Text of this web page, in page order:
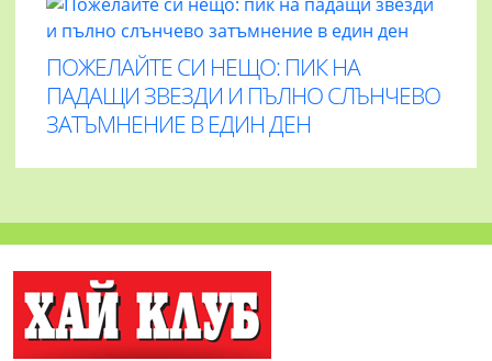
ПОЖЕЛАЙТЕ СИ НЕЩО: ПИК НА
ПАДАЩИ ЗВЕЗДИ И ПЪЛНО СЛЪНЧЕВО
ЗАТЪМНЕНИЕ В ЕДИН ДЕН